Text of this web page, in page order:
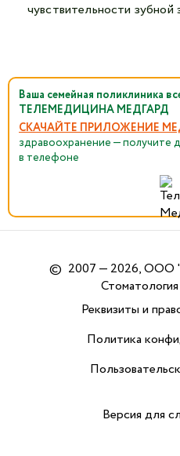
чувствительности зубной
Ваша семейная поликлиника
ТЕЛЕМЕДИЦИНА МЕДГАРД
СКАЧАЙТЕ ПРИЛОЖЕНИЕ
здравоохранение — получите
в телефоне
© 2007 — 2026, ООО
Реквизиты и
Политика
Версия для